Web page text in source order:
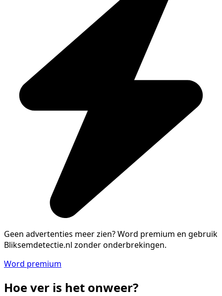
Geen advertenties meer zien?Word premium en gebruik
Bliksemdetectie.nl zonder onderbrekingen.
Word premium
Hoe ver is het onweer?